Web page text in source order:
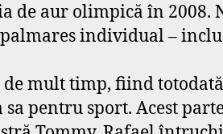
de aur olimpică în
individual –
de mult timp, fiind
pentru sport. Acest